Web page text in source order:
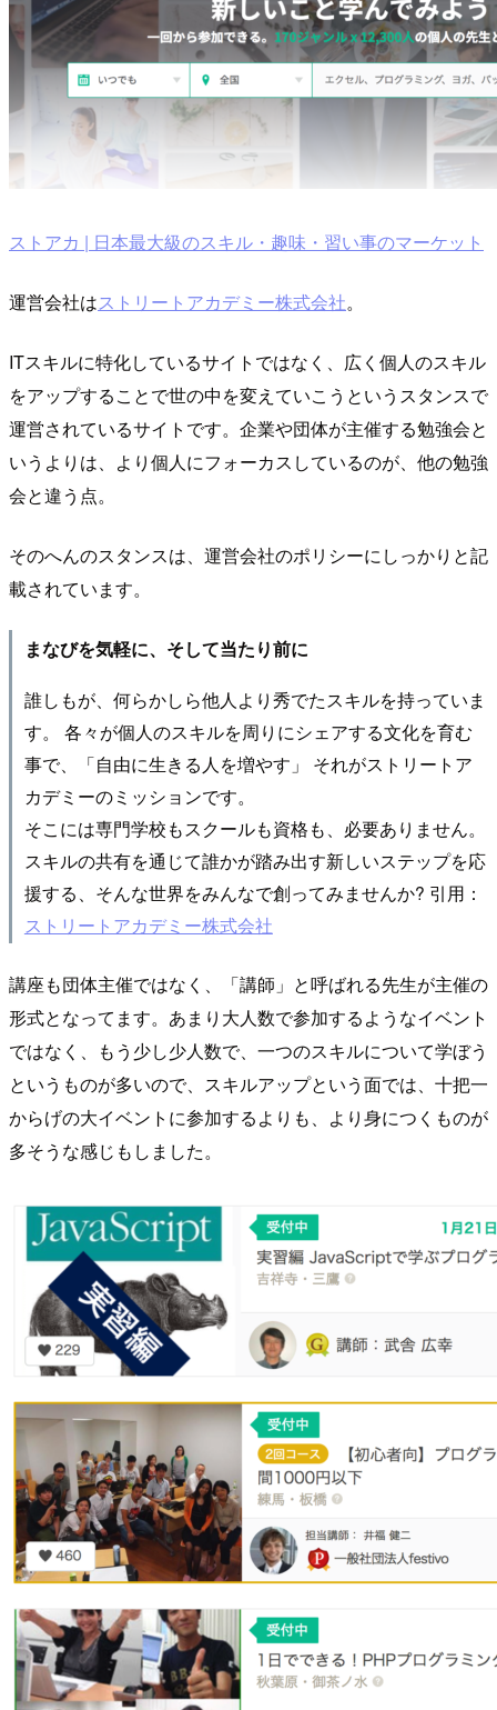
ストアカ | 日本最大級のスキル・趣味・習い事のマーケット
運営会社はストリートアカデミー株式会社。
ITスキルに特化しているサイトではなく、広く個人のスキル
をアップすることで世の中を変えていこうというスタンスで
運営されているサイトです。企業や団体が主催する勉強会と
いうよりは、より個人にフォーカスしているのが、他の勉強
会と違う点。
そのへんのスタンスは、運営会社のポリシーにしっかりと記
載されています。
まなびを気軽に、そして当たり前に
誰しもが、何らかしら他人より秀でたスキルを持っていま
す。 各々が個人のスキルを周りにシェアする文化を育む
事で、「自由に生きる人を増やす」 それがストリートア
カデミーのミッションです。
そこには専門学校もスクールも資格も、必要ありません。
スキルの共有を通じて誰かが踏み出す新しいステップを応
援する、そんな世界をみんなで創ってみませんか? 引用：
ストリートアカデミー株式会社
講座も団体主催ではなく、「講師」と呼ばれる先生が主催の
形式となってます。あまり大人数で参加するようなイベント
ではなく、もう少し少人数で、一つのスキルについて学ぼう
というものが多いので、スキルアップという面では、十把一
からげの大イベントに参加するよりも、より身につくものが
多そうな感じもしました。